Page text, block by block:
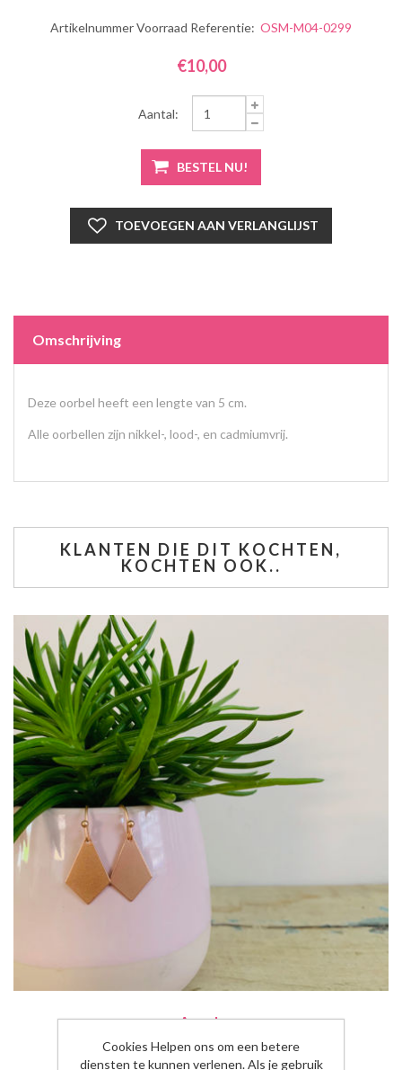
Artikelnummer Voorraad Referentie: OSM-M04-0299
€10,00
Aantal:
Omschrijving
Deze oorbel heeft een lengte van 5 cm.
Alle oorbellen zijn nikkel-, lood-, en cadmiumvrij.
KLANTEN DIE DIT KOCHTEN,
KOCHTEN OOK..
Anouk
€8,95
Cookies Helpen ons om een betere
diensten te kunnen verlenen. Als je gebruik